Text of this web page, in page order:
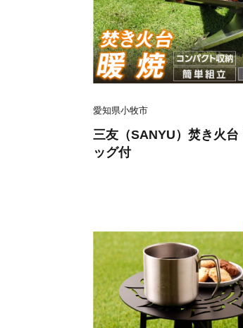
愛知県小牧市
三友（SANYU）焚き火
ッグ付